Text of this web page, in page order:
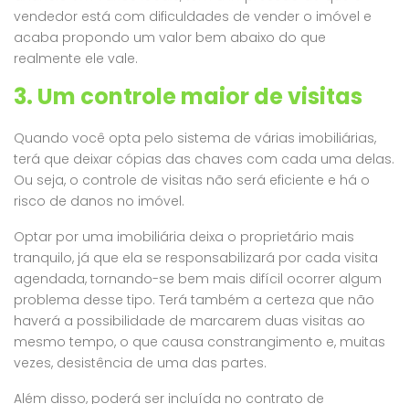
vendedor está com dificuldades de vender o imóvel e
acaba propondo um valor bem abaixo do que
realmente ele vale.
3. Um controle maior de visitas
Quando você opta pelo sistema de várias imobiliárias,
terá que deixar cópias das chaves com cada uma delas.
Ou seja, o controle de visitas não será eficiente e há o
risco de danos no imóvel.
Optar por uma imobiliária deixa o proprietário mais
tranquilo, já que ela se responsabilizará por cada visita
agendada, tornando-se bem mais difícil ocorrer algum
problema desse tipo. Terá também a certeza que não
haverá a possibilidade de marcarem duas visitas ao
mesmo tempo, o que causa constrangimento e, muitas
vezes, desistência de uma das partes.
Além disso, poderá ser incluída no contrato de